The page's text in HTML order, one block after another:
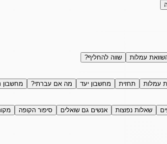
עמלות שווה להחליף?
עמלות תחזית מחשבון יעד מה אם עברתי? מחשבון
שאלות נפוצות אנשים גם שואלים סיפור הקופה